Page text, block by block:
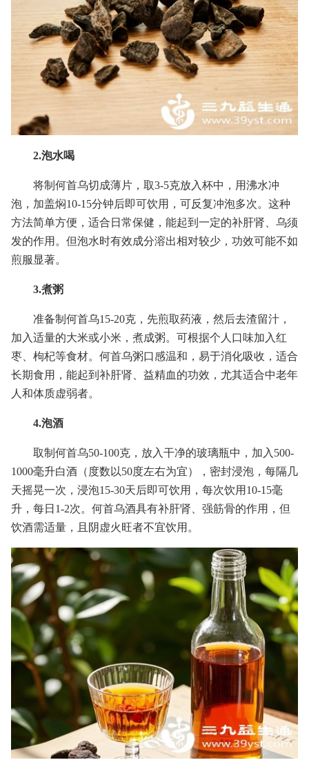
2.泡水喝
将制何首乌切成薄片，取3-5克放入杯中，用沸水冲
泡，加盖焖10-15分钟后即可饮用，可反复冲泡多次。这种
方法简单方便，适合日常保健，能起到一定的补肝肾、乌须
发的作用。但泡水时有效成分溶出相对较少，功效可能不如
煎服显著。
3.煮粥
准备制何首乌15-20克，先煎取药液，然后去渣留汁，
加入适量的大米或小米，煮成粥。可根据个人口味加入红
枣、枸杞等食材。何首乌粥口感温和，易于消化吸收，适合
长期食用，能起到补肝肾、益精血的功效，尤其适合中老年
人和体质虚弱者。
4.泡酒
取制何首乌50-100克，放入干净的玻璃瓶中，加入500-
1000毫升白酒（度数以50度左右为宜），密封浸泡，每隔几
天摇晃一次，浸泡15-30天后即可饮用，每次饮用10-15毫
升，每日1-2次。何首乌酒具有补肝肾、强筋骨的作用，但
饮酒需适量，且阴虚火旺者不宜饮用。